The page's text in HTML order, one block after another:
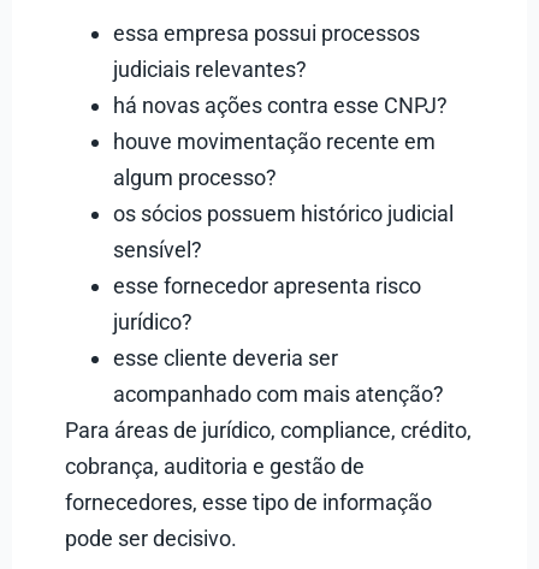
essa empresa possui processos
judiciais relevantes?
há novas ações contra esse CNPJ?
houve movimentação recente em
algum processo?
os sócios possuem histórico judicial
sensível?
esse fornecedor apresenta risco
jurídico?
esse cliente deveria ser
acompanhado com mais atenção?
Para áreas de jurídico, compliance, crédito,
cobrança, auditoria e gestão de
fornecedores, esse tipo de informação
pode ser decisivo.